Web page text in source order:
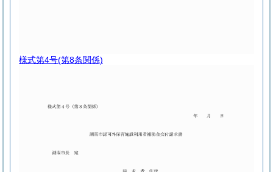
様式第4号(第8条関係)